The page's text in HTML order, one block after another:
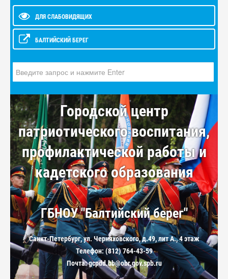
ДЛЯ СЛАБОВИДЯЩИХ
БАЛТИЙСКИЙ БЕРЕГ
Городской центр
патриотического воспитания,
профилактической работы и
кадетского образования
ГБНОУ "Балтийский берег"
Санкт-Петербург, ул. Черняховского, д.49, лит А., 4 этаж
Телефон: (812) 764-43-59
Почта: gcpdd.bb@obr.gov.spb.ru